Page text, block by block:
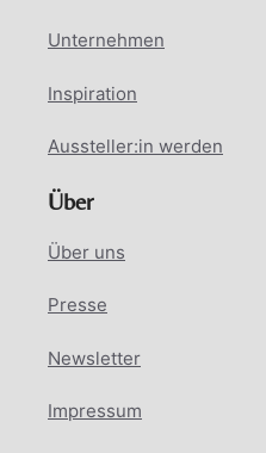
Unternehmen
Inspiration
Aussteller:in werden
Über
Über uns
Presse
Newsletter
Impressum